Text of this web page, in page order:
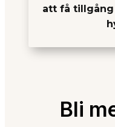
att få
Bli